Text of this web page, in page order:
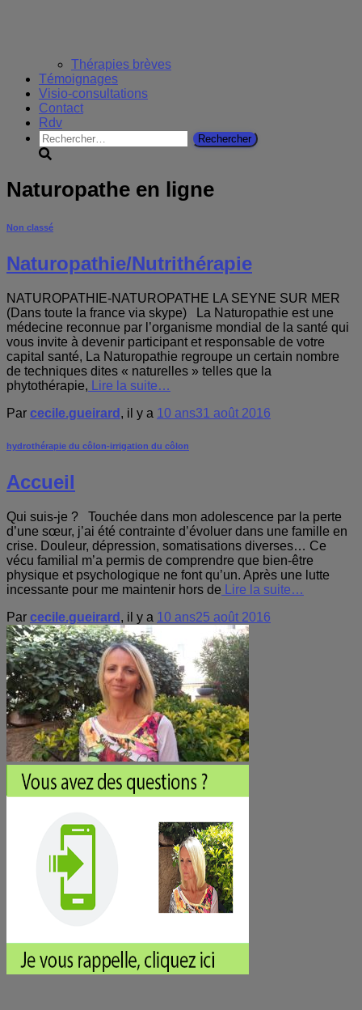
Thérapies brèves
Témoignages
Visio-consultations
Contact
Rdv
Rechercher :
Naturopathe en ligne
Non classé
Naturopathie/Nutrithérapie
NATUROPATHIE-NATUROPATHE LA SEYNE SUR MER
(Dans toute la france via skype) La Naturopathie est une
médecine reconnue par l’organisme mondial de la santé qui
vous invite à devenir participant et responsable de votre
capital santé, La Naturopathie regroupe un certain nombre
de techniques dites « naturelles » telles que la
phytothérapie, Lire la suite…
Par cecile.gueirard , il y a 10 ans31 août 2016
hydrothérapie du côlon-irrigation du côlon
Accueil
Qui suis-je ? Touchée dans mon adolescence par la perte
d’une sœur, j’ai été contrainte d’évoluer dans une famille en
crise. Douleur, dépression, somatisations diverses… Ce
vécu familial m’a permis de comprendre que bien-être
physique et psychologique ne font qu’un. Après une lutte
incessante pour me maintenir hors de Lire la suite…
Par cecile.gueirard , il y a 10 ans25 août 2016